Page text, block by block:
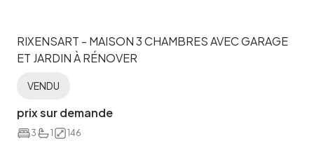
VENDU
RIXENSART - MAISON 3 CHAMBRES AVEC GARAGE
ET JARDIN À RÉNOVER
VENDU
prix sur demande
3 1 146